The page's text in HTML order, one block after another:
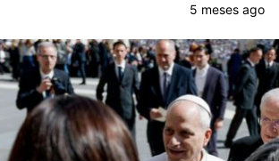
5 meses ago